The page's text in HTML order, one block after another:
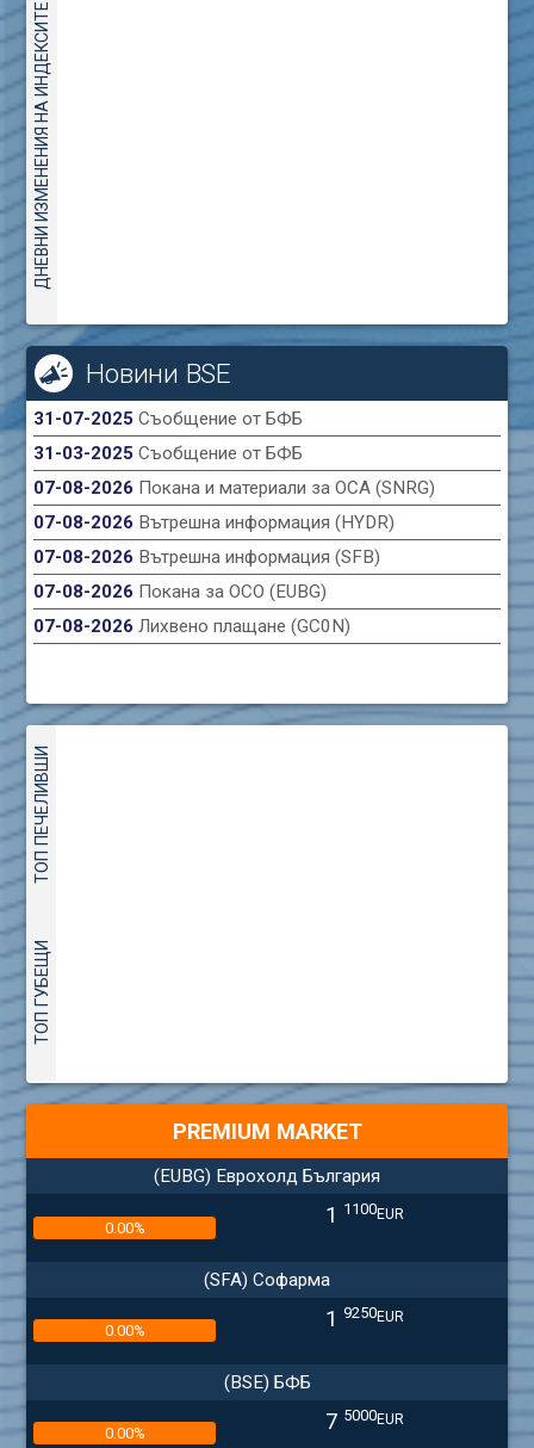
ДНЕВНИ ИЗМЕНЕНИЯ НА ИНДЕКСИТЕ
Новини BSE
31-07-2025Съобщение от БФБ
31-03-2025Съобщение от БФБ
07-08-2026 Покана и материали за ОСА (SNRG)
07-08-2026 Вътрешна информация (HYDR)
07-08-2026 Вътрешна информация (SFB)
07-08-2026 Покана за ОСО (EUBG)
07-08-2026Лихвено плащане (GC0N)
ТОП ПЕЧЕЛИВШИ
ТОП ГУБЕЩИ
PREMIUM MARKET
(EUBG) Еврохолд България
0.00% 1 1100EUR
(SFA) Софарма
0.00% 1 9250EUR
(BSE) БФБ
0.00% 7 5000EUR